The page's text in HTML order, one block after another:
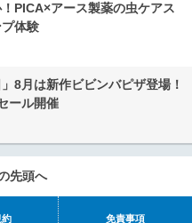
PICA×アース製薬の虫ケアス
体験
8月は新作ビビンバピザ登場！
ール開催
先頭へ
約 免責事項